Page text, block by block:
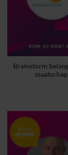
Brainstorm